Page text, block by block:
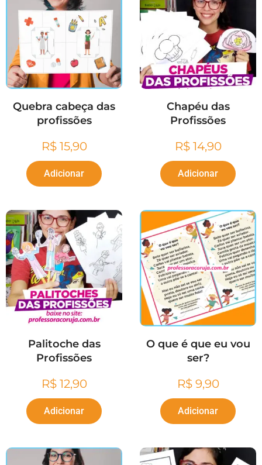
Quebra cabeça das
profissões
R$15,90
Adicionar
Chapéu das
Profissões
R$14,90
Adicionar
Palitoche das
Profissões
R$12,90
Adicionar
O que é que eu vou
ser?
R$9,90
Adicionar